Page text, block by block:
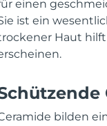
einen
ist ein
Haut
bilden